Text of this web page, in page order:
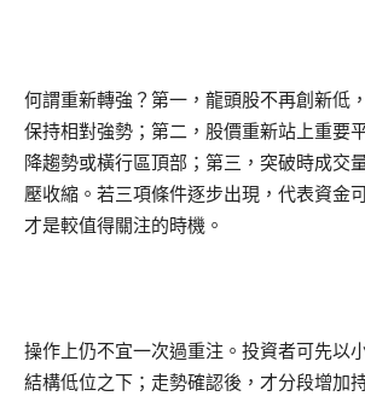
何謂重新轉強？第一，龍頭股不再創新低
保持相對強勢；第二，股價重新站上重要
降趨勢或橫行區頂部；第三，突破時成交
壓收縮。若三項條件逐步出現，代表資金
才是較值得關注的時機。
操作上仍不宜一次過重注。投資者可先以
結構低位之下；走勢確認後，才分段增加